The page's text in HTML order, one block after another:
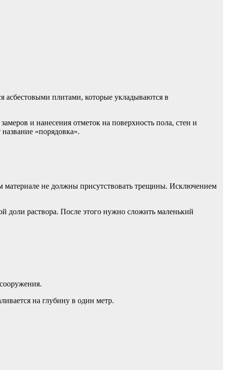
асбестовыми плитами, которые укладываются в
и нанесения отметок на поверхность пола, стен и
«порядовка».
материале не должны присутствовать трещины. Исключением
доли раствора. После этого нужно сложить маленький
на глубину в один метр.